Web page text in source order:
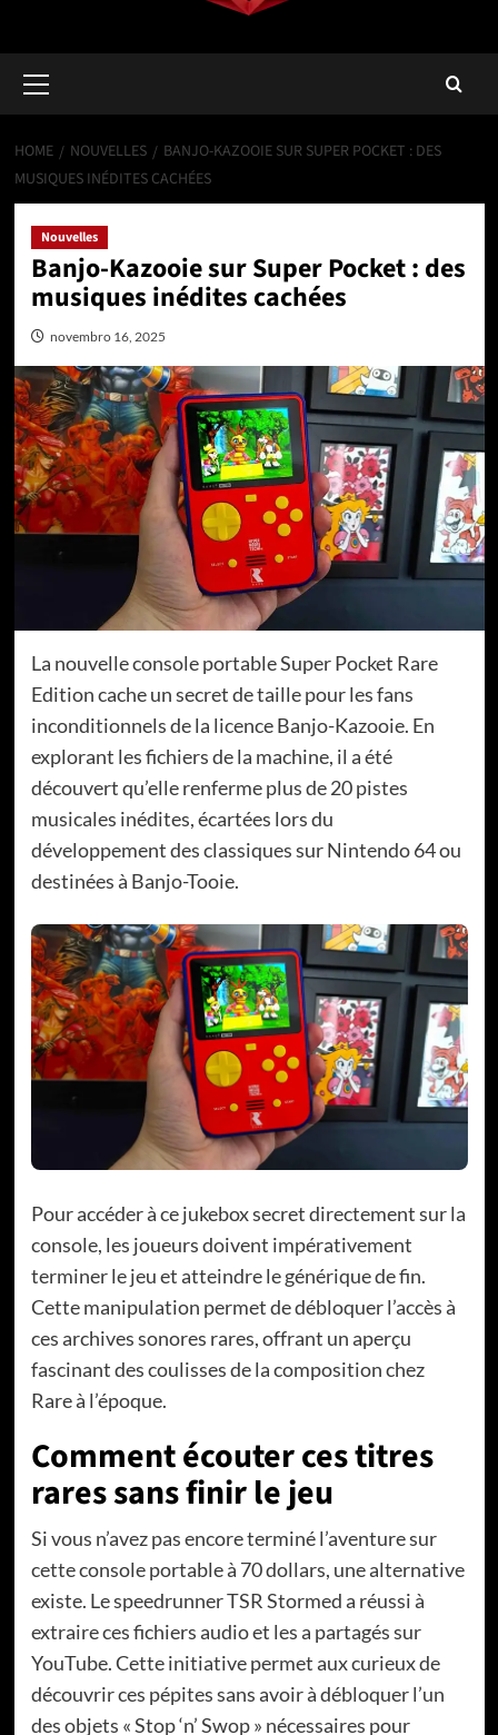
Menu
HOME NOUVELLES
BANJO-KAZOOIE SUR SUPER POCKET : DES
MUSIQUES INÉDITES CACHÉES
Nouvelles
Banjo-Kazooie sur Super Pocket : des
musiques inédites cachées
novembro 16, 2025
La nouvelle console portable Super Pocket Rare
Edition cache un secret de taille pour les fans
inconditionnels de la licence Banjo-Kazooie. En
explorant les fichiers de la machine, il a été
découvert qu’elle renferme plus de 20 pistes
musicales inédites, écartées lors du
développement des classiques sur Nintendo 64 ou
destinées à Banjo-Tooie.
Pour accéder à ce jukebox secret directement sur la
console, les joueurs doivent impérativement
terminer le jeu et atteindre le générique de fin.
Cette manipulation permet de débloquer l’accès à
ces archives sonores rares, offrant un aperçu
fascinant des coulisses de la composition chez
Rare à l’époque.
Comment écouter ces titres
rares sans finir le jeu
Si vous n’avez pas encore terminé l’aventure sur
cette console portable à 70 dollars, une alternative
existe. Le speedrunner TSR Stormed a réussi à
extraire ces fichiers audio et les a partagés sur
YouTube. Cette initiative permet aux curieux de
découvrir ces pépites sans avoir à débloquer l’un
des objets « Stop ‘n’ Swop » nécessaires pour